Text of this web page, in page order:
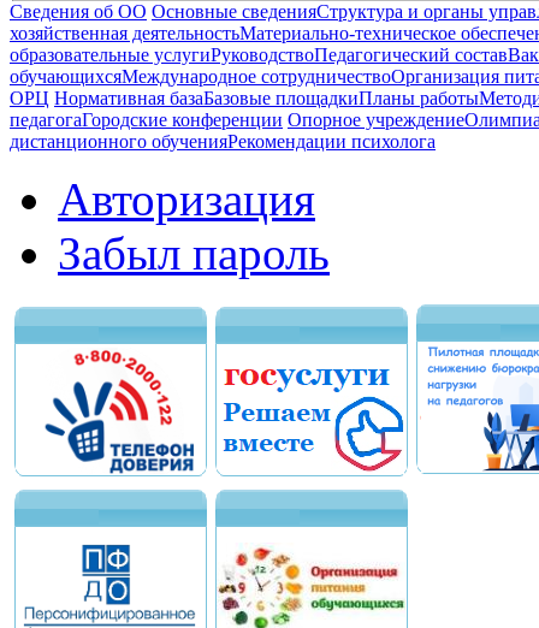
Сведения об ОО Основные сведенияСтруктура и органы
хозяйственная деятельностьМатериально-техническое
образовательные услугиРуководствоПедагогический состав
обучающихсяМеждународное сотрудничествоОрганизация
ОРЦ Нормативная базаБазовые площадкиПланы работы
педагогаГородские конференции Опорное учреждение
дистанционного обученияРекомендации психолога
Авторизация
Забыл пароль